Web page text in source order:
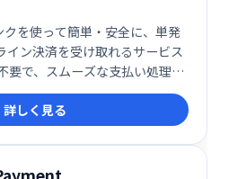
を使って簡単・安全に、単発
イン決済を受け取れるサービス
要で、スムーズな支払い処理を
軽に支払いを完了でき、ビジネ
金調達できます。 今すぐ
ートな決済システムを導入しま
詳しく見る